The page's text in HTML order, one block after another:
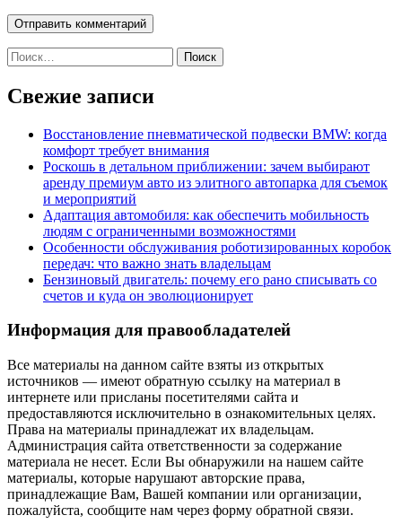
Найти:
Свежие записи
Восстановление пневматической подвески BMW: когда
комфорт требует внимания
Роскошь в детальном приближении: зачем выбирают
аренду премиум авто из элитного автопарка для съемок
и мероприятий
Адаптация автомобиля: как обеспечить мобильность
людям с ограниченными возможностями
Особенности обслуживания роботизированных коробок
передач: что важно знать владельцам
Бензиновый двигатель: почему его рано списывать со
счетов и куда он эволюционирует
Информация для правообладателей
Все материалы на данном сайте взяты из открытых
источников — имеют обратную ссылку на материал в
интернете или присланы посетителями сайта и
предоставляются исключительно в ознакомительных целях.
Права на материалы принадлежат их владельцам.
Администрация сайта ответственности за содержание
материала не несет. Если Вы обнаружили на нашем сайте
материалы, которые нарушают авторские права,
принадлежащие Вам, Вашей компании или организации,
пожалуйста, сообщите нам через форму обратной связи.